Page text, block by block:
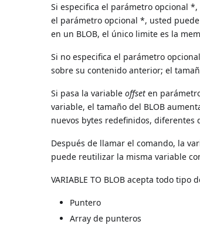
Si especifica el parámetro opcional
el parámetro opcional *, usted
en un BLOB, el único limite es la
Si no especifica el parámetro
sobre su contenido anterior; el
Si pasa la variableoffset en
variable, el tamaño del BLOB
nuevos bytes redefinidos, diferentes
Después de llamar el comando, la
puede reutilizar la misma variable
VARIABLE TO BLOB acepta todo
Puntero
Array de punteros